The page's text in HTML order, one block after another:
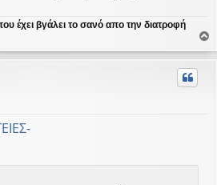
έχει βγάλει το σανό απο την διατροφή
ο
ρ